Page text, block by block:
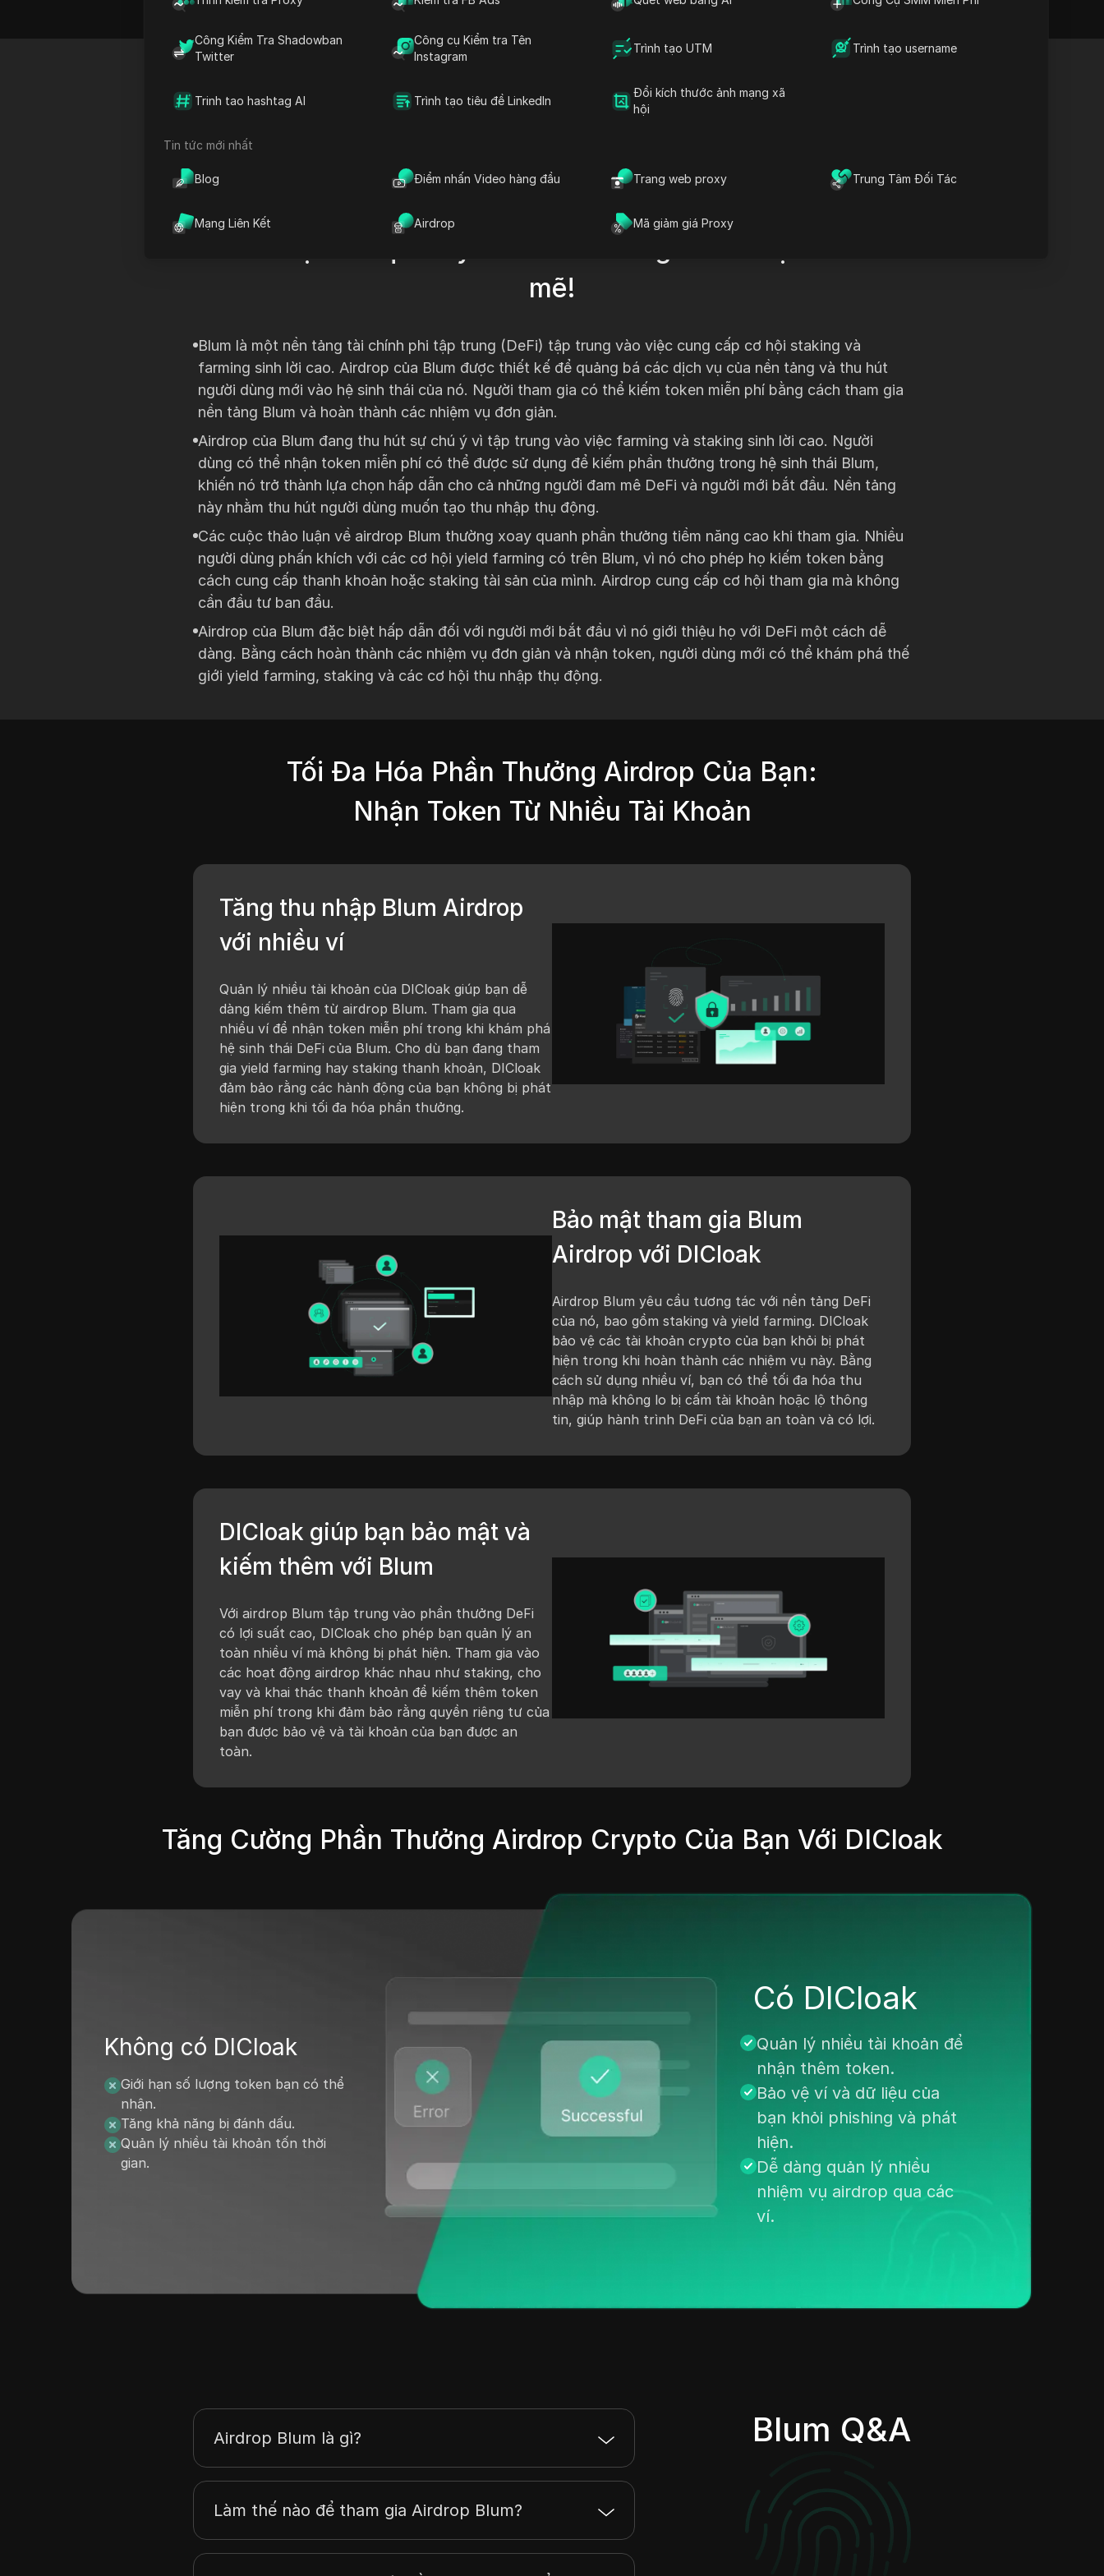
Công Kiểm Tra Shadowban
Twitter
Công cụ Kiểm tra Tên
Instagram
Trình tạo UTM Trình tạo username
Trinh tao hashtag AI Trình tạo tiêu đề LinkedIn
Đổi kích thước ảnh mạng xã
hội
Tin tức mới nhất
Blog Điểm nhấn Video hàng đầu Trang web proxy Trung Tâm Đối Tác
Mạng Liên Kết Airdrop Mã giảm giá Proxy
Mở khóa thu nhập airdrop tối đa với DICloak!
tăng phần thưởng airdrop của bạn lên đến 100
lần. Bắt đầu ngay và tối đa hóa thu nhập của
mẽ!
Blum là một nền tảng tài chính phi tập trung (DeFi) tập trung vào việc cung cấp cơ hội staking và
farming sinh lời cao. Airdrop của Blum được thiết kế để quảng bá các dịch vụ của nền tảng và thu hút
người dùng mới vào hệ sinh thái của nó. Người tham gia có thể kiếm token miễn phí bằng cách tham gia
nền tảng Blum và hoàn thành các nhiệm vụ đơn giản.
Airdrop của Blum đang thu hút sự chú ý vì tập trung vào việc farming và staking sinh lời cao. Người
dùng có thể nhận token miễn phí có thể được sử dụng để kiếm phần thưởng trong hệ sinh thái Blum,
khiến nó trở thành lựa chọn hấp dẫn cho cả những người đam mê DeFi và người mới bắt đầu. Nền tảng
này nhằm thu hút người dùng muốn tạo thu nhập thụ động.
Các cuộc thảo luận về airdrop Blum thường xoay quanh phần thưởng tiềm năng cao khi tham gia. Nhiều
người dùng phấn khích với các cơ hội yield farming có trên Blum, vì nó cho phép họ kiếm token bằng
cách cung cấp thanh khoản hoặc staking tài sản của mình. Airdrop cung cấp cơ hội tham gia mà không
cần đầu tư ban đầu.
Airdrop của Blum đặc biệt hấp dẫn đối với người mới bắt đầu vì nó giới thiệu họ với DeFi một cách dễ
dàng. Bằng cách hoàn thành các nhiệm vụ đơn giản và nhận token, người dùng mới có thể khám phá thế
giới yield farming, staking và các cơ hội thu nhập thụ động.
Tối Đa Hóa Phần Thưởng Airdrop Của Bạn:
Nhận Token Từ Nhiều Tài Khoản
Tăng thu nhập Blum Airdrop
với nhiều ví
Quản lý nhiều tài khoản của DICloak giúp bạn dễ
dàng kiếm thêm từ airdrop Blum. Tham gia qua
nhiều ví để nhận token miễn phí trong khi khám phá
hệ sinh thái DeFi của Blum. Cho dù bạn đang tham
gia yield farming hay staking thanh khoản, DICloak
đảm bảo rằng các hành động của bạn không bị phát
hiện trong khi tối đa hóa phần thưởng.
Bảo mật tham gia Blum
Airdrop với DICloak
Airdrop Blum yêu cầu tương tác với nền tảng DeFi
của nó, bao gồm staking và yield farming. DICloak
bảo vệ các tài khoản crypto của bạn khỏi bị phát
hiện trong khi hoàn thành các nhiệm vụ này. Bằng
cách sử dụng nhiều ví, bạn có thể tối đa hóa thu
nhập mà không lo bị cấm tài khoản hoặc lộ thông
tin, giúp hành trình DeFi của bạn an toàn và có lợi.
DICloak giúp bạn bảo mật và
kiếm thêm với Blum
Với airdrop Blum tập trung vào phần thưởng DeFi
có lợi suất cao, DICloak cho phép bạn quản lý an
toàn nhiều ví mà không bị phát hiện. Tham gia vào
các hoạt động airdrop khác nhau như staking, cho
vay và khai thác thanh khoản để kiếm thêm token
miễn phí trong khi đảm bảo rằng quyền riêng tư của
bạn được bảo vệ và tài khoản của bạn được an
toàn.
Tăng Cường Phần Thưởng Airdrop Crypto Của Bạn Với DICloak
Không có DICloak
Giới hạn số lượng token bạn có thể
nhận.
Tăng khả năng bị đánh dấu.
Quản lý nhiều tài khoản tốn thời
gian.
Có DICloak
Quản lý nhiều tài khoản để
nhận thêm token.
Bảo vệ ví và dữ liệu của
bạn khỏi phishing và phát
hiện.
Dễ dàng quản lý nhiều
nhiệm vụ airdrop qua các
ví.
Blum Q&A
Airdrop Blum là gì?
Làm thế nào để tham gia Airdrop Blum?